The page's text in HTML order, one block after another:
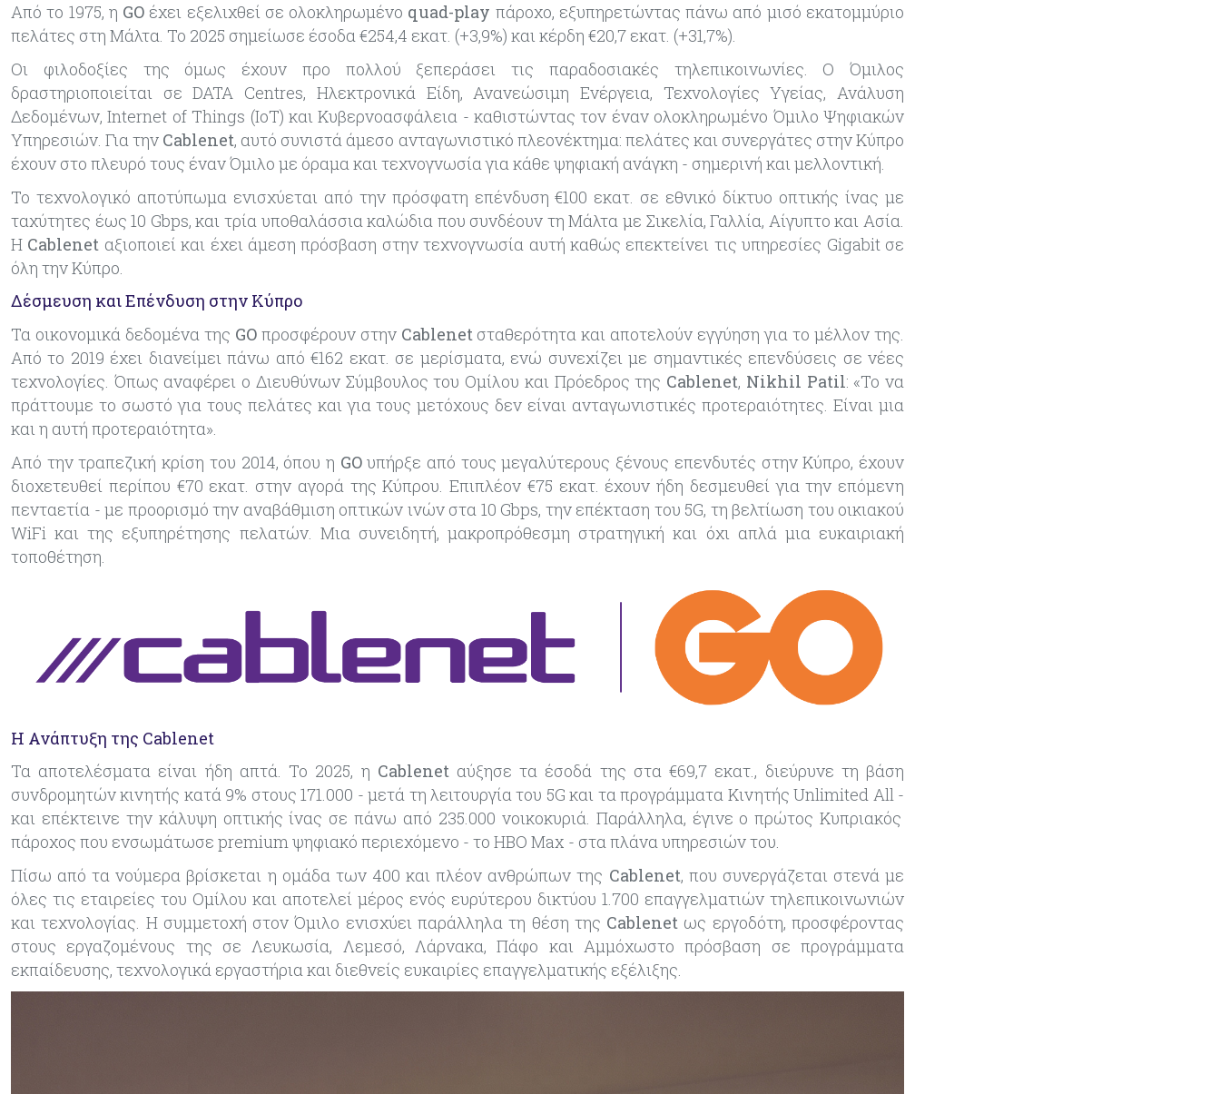
Από το 1975, η GO έχει εξελιχθεί σε ολοκληρωμένο quad-play πάροχο, εξυπηρετώντας πάνω από μισό εκατομμύριο
πελάτες στη Μάλτα. Το 2025 σημείωσε έσοδα €254,4 εκατ. (+3,9%) και κέρδη €20,7 εκατ. (+31,7%).
Οι φιλοδοξίες της όμως έχουν προ πολλού ξεπεράσει τις παραδοσιακές τηλεπικοινωνίες. Ο Όμιλος
δραστηριοποιείται σε DATA Centres, ΗλεκτρονικάΕίδη,Ανανεώσιμη Ενέργεια, ΤεχνολογίεςΥγείας,Ανάλυση
Δεδομένων, Internet of Things (IoT) καιΚυβερνοασφάλεια - καθιστώντας τον ένανολοκληρωμένο ΌμιλοΨηφιακών
Υπηρεσιών. Για την Cablenet, αυτό συνιστά άμεσο ανταγωνιστικό πλεονέκτημα: πελάτες και συνεργάτες στην Κύπρο
έχουν στο πλευρό τους έναν Όμιλο με όραμα καιτεχνογνωσίαγια κάθε ψηφιακή ανάγκη - σημερινή και μελλοντική.
Το τεχνολογικό αποτύπωμα ενισχύεται από την πρόσφατη επένδυση €100 εκατ. σε εθνικό δίκτυο οπτικής ίνας με
ταχύτητες έως 10 Gbps, και τρία υποθαλάσσια καλώδια που συνδέουν τη Μάλτα με Σικελία, Γαλλία, Αίγυπτο και Ασία.
Η Cablenet αξιοποιεί και έχει άμεση πρόσβαση στην τεχνογνωσία αυτή καθώς επεκτείνει τις υπηρεσίες Gigabit σε
όλη την Κύπρο.
Δέσμευση και Επένδυση στην Κύπρο
Τα οικονομικά δεδομένατης GOπροσφέρουνστην Cablenetσταθερότητακαι αποτελούν εγγύηση για το μέλλον της.
Από το 2019 έχει διανείμει πάνω από €162 εκατ. σε μερίσματα, ενώ συνεχίζειμε σημαντικές επενδύσεις σε νέες
τεχνολογίες. Όπως αναφέρει ο Διευθύνων Σύμβουλος του Ομίλου και Πρόεδρος της Cablenet, Nikhil Patil: «Το να
πράττουμε το σωστό για τους πελάτες και για τους μετόχους δεν είναι ανταγωνιστικές προτεραιότητες. Είναι μια
και η αυτή προτεραιότητα».
Από την τραπεζική κρίση του 2014, όπου η GOυπήρξε από τους μεγαλύτερους ξένους επενδυτές στην Κύπρο, έχουν
διοχετευθεί περίπου €70 εκατ. στην αγορά της Κύπρου . Επιπλέον €75 εκατ. έχουν ήδη δεσμευθεί για την επόμενη
πενταετία - με προορισμό την αναβάθμιση οπτικών ινών στα 10 Gbps, την επέκταση του 5G, τη βελτίωση του οικιακού
WiFi και της εξυπηρέτησης πελατών. Μια συνειδητή, μακροπρόθεσμη στρατηγική και όχι απλά μια ευκαιριακή
τοποθέτηση.
Η Ανάπτυξη της Cablenet
Τα αποτελέσματα είναι ήδη απτά. Το 2025, η Cablenetαύξησε τα έσοδά της στα €69,7 εκατ., διεύρυνε τη βάση
συνδρομητών κινητής κατά 9% στους 171.000 - μετά τη λειτουργία του 5G και τα προγράμματα ΚινητήςUnlimited All -
και επέκτεινε την κάλυψη οπτικής ίνας σε πάνω από 235.000 νοικοκυριά. Παράλληλα, έγινε ο πρώτος Kυπριακός
πάροχος που ενσωμάτωσε premium ψηφιακό περιεχόμενο - το HBO Max - στα πλάνα υπηρεσιώντου.
Πίσω από τα νούμερα βρίσκεται η ομάδα των 400 και πλέον ανθρώπων της Cablenet, που συνεργάζεται στενά με
όλες τις εταιρείες του Ομίλου και αποτελεί μέρος ενός ευρύτερου δικτύου 1.700 επαγγελματιών τηλεπικοινωνιών
και τεχνολογίας. Η συμμετοχή στον Όμιλο ενισχύει παράλληλα τη θέση της Cablenet ως εργοδότη, προσφέροντας
στους εργαζομένους της σε Λευκωσία, Λεμεσό, Λάρνακα, Πάφο και Αμμόχωστο πρόσβαση σε προγράμματα
εκπαίδευσης, τεχνολογικά εργαστήρια και διεθνείς ευκαιρίες επαγγελματικής εξέλιξης.